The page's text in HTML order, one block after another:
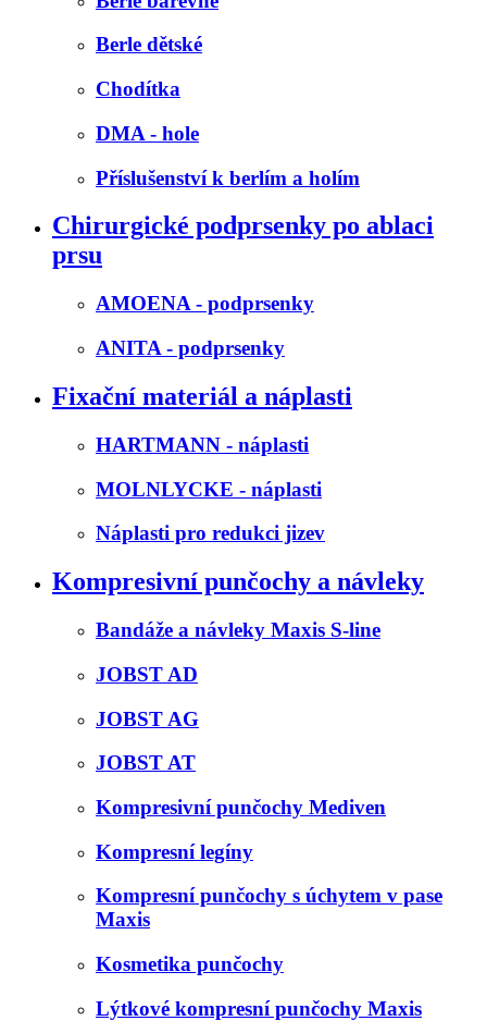
Berle dětské
Chodítka
DMA - hole
Příslušenství k berlím a holím
Chirurgické podprsenky po ablaci
prsu
AMOENA - podprsenky
ANITA - podprsenky
Fixační materiál a náplasti
HARTMANN - náplasti
MOLNLYCKE - náplasti
Náplasti pro redukci jizev
Kompresivní punčochy a návleky
Bandáže a návleky Maxis S-line
JOBST AD
JOBST AG
JOBST AT
Kompresivní punčochy Mediven
Kompresní legíny
Kompresní punčochy s úchytem v pase
Maxis
Kosmetika punčochy
Lýtkové kompresní punčochy Maxis